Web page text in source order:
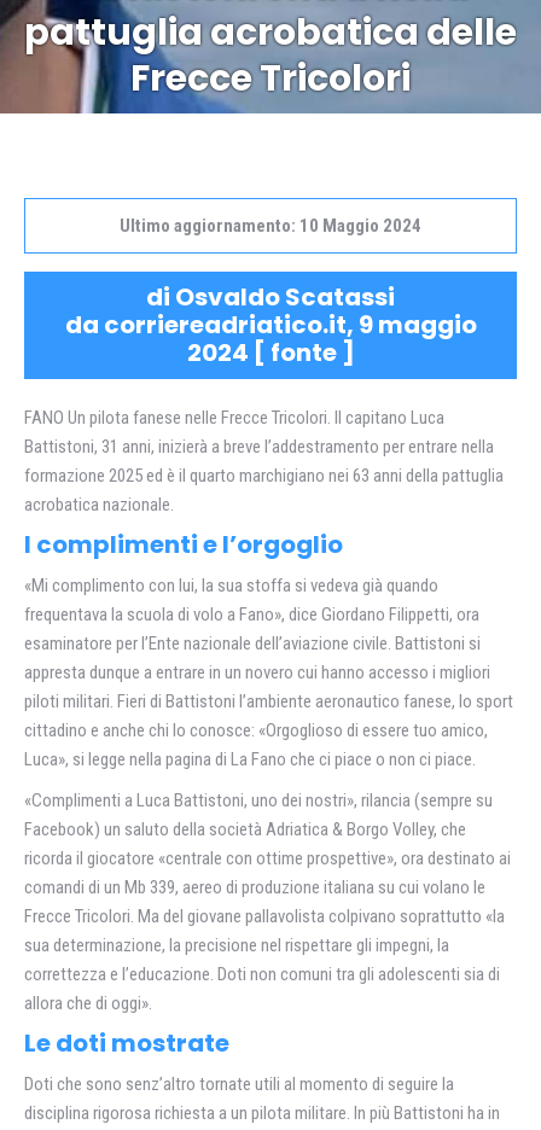
pattuglia acrobatica delle
Frecce Tricolori
Ultimo aggiornamento: 10 Maggio 2024
di Osvaldo Scatassi
da corriereadriatico.it, 9 maggio
2024 [ fonte]
FANO Un pilota fanese nelle Frecce Tricolori. Il capitano Luca
Battistoni, 31 anni, inizierà a breve l’addestramento per entrare nella
formazione 2025 ed è il quarto marchigiano nei 63 anni della pattuglia
acrobatica nazionale.
I complimenti e l’orgoglio
«Mi complimento con lui, la sua stoffa si vedeva già quando
frequentava la scuola di volo a Fano», dice Giordano Filippetti, ora
esaminatore per l’Ente nazionale dell’aviazione civile. Battistoni si
appresta dunque a entrare in un novero cui hanno accesso i migliori
piloti militari. Fieri di Battistoni l’ambiente aeronautico fanese, lo sport
cittadino e anche chi lo conosce: «Orgoglioso di essere tuo amico,
Luca», si legge nella pagina di La Fano che ci piace o non ci piace.
«Complimenti a Luca Battistoni, uno dei nostri», rilancia (sempre su
Facebook) un saluto della società Adriatica & Borgo Volley, che
ricorda il giocatore «centrale con ottime prospettive», ora destinato ai
comandi di un Mb 339, aereo di produzione italiana su cui volano le
Frecce Tricolori. Ma del giovane pallavolista colpivano soprattutto «la
sua determinazione, la precisione nel rispettare gli impegni, la
correttezza e l’educazione. Doti non comuni tra gli adolescenti sia di
allora che di oggi».
Le doti mostrate
Doti che sono senz’altro tornate utili al momento di seguire la
disciplina rigorosa richiesta a un pilota militare. In più Battistoni ha in